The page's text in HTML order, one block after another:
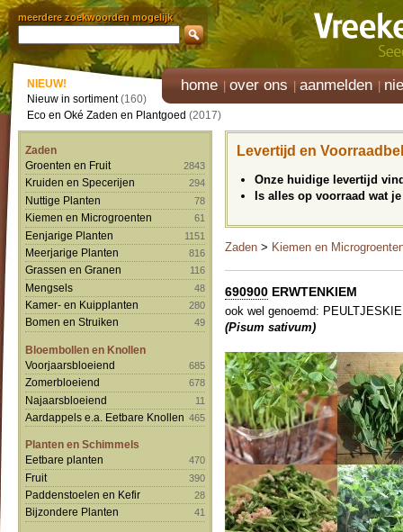
meerdere zoekwoorden mogelijk
home over ons aanmelden
NIEUW!
Nieuw in sortiment(160)
Eco en Oké Zaden en Plantgoed (2017)
Zaden
Groenten en Fruit
2843
Kruiden en Specerijen 294
Nuttige Planten 78
Kiemen en Microgroenten 61
Eenjarige Planten 1151
Meerjarige Planten 816
Grassen en Granen 116
Mengsels 48
Kamer- en Kuipplanten 280
Bomen en Struiken 49
Bloembollen en Knollen
Voorjaarsbloeiend
685
Zomerbloeiend 678
Najaarsbloeiend 11
Aardappels e.a. Eetbare Knollen 465
Planten en Schimmels
Eetbare planten
470
Fruit 390
Paddenstoelen en Kefir 28
Bijzondere Planten 41
Levertijd en
Onze huidige levertijd
Is alles op voorraad wat
Zaden > Kiemen en
690900 ERWTENKIEM
ook wel genoemd:
(Pisum sativum)